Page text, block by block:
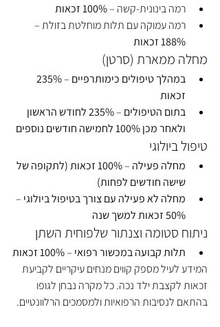
רמה בינונית-קשה – 100% זכאות
רמה עמוקה עם תלות מוחלטת בזולת –
188% זכאות
מחלה ממארת (סרטן)
במהלך טיפולים כימותרפיים –
זכאות
בתום הטיפולים –
235% לחודש הראשון
ולאחר מכן 100% לחמישה חודשים נוספים
טיפול ביולוגי
מחלה פעילה –
100% זכאות (לתקופה של
שישה חודשים לפחות)
מחלה לא פעילה עם צורך בטיפול ביולוגי –
50% זכאות למשך שנה
ניתוח סטומה וצנתור שלפוחית השתן
תלות קבועה במכשור רפואי – 100% זכאות
המידע לעיל מספק קווים מנחים עיקריים לקביעת
זכאות לקצבת ילד נכה. כל מקרה נבחן לגופו
בהתאם לנסיבות הרפואיות ולמסמכים הרלוונטיים.